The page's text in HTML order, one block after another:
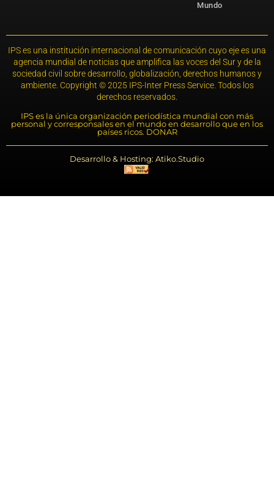
Mundo
IPS es una institución internacional de comunicación cuyo eje es una
agencia mundial de noticias que amplifica las voces del Sur y de la
sociedad civil sobre desarrollo, globalización, derechos humanos y
ambiente. Copyright © 2025 IPS-Inter Press Service. Todos los
derechos reservados.
IPS es la única organización periodística mundial con más
personal y corresponsales en el mundo en desarrollo que en los
países ricos. DONAR
Desarrollo & Hosting: Atiko.Studio